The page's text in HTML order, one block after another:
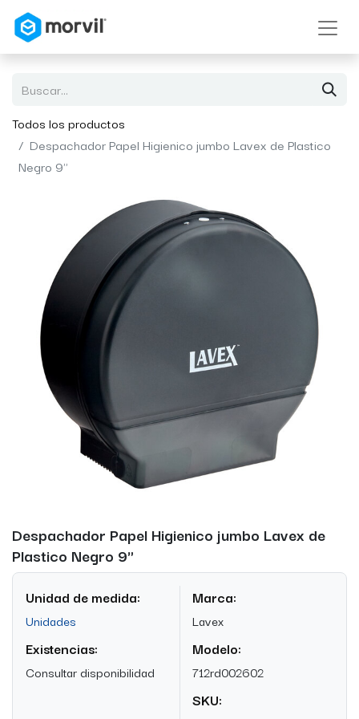
Todos los productos
Despachador Papel Higienico jumbo Lavex de Plastico
Negro 9"
Despachador Papel Higienico jumbo Lavex de
Plastico Negro 9"
Unidad de medida:
Unidades
Existencias:
Consultar disponibilidad
Marca:
Lavex
Modelo:
712rd002602
SKU: